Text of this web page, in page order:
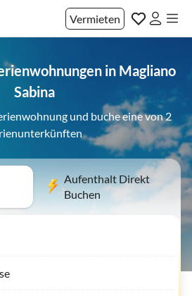
Vermieten
in Magliano
Sabina
und buche eine von 2
Aufenthalt Direkt
Buchen